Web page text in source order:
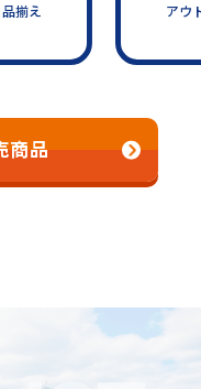
意しています。
商品